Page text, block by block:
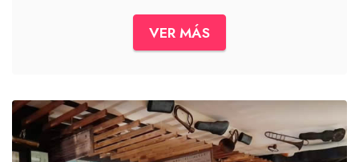
VER MÁS